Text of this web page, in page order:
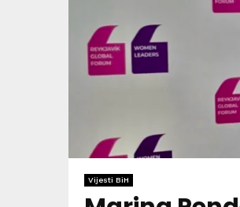
Vijesti BiH